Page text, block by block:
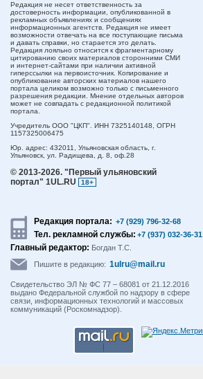
Редакция не несет ответственность за
достоверность информации, опубликованной в
рекламных объявлениях и сообщениях
информационных агентств. Редакция не имеет
возможности отвечать на все поступающие письма
и давать справки, но старается это делать.
Редакция лояльно относится к фрагментарному
цитированию своих материалов сторонними СМИ
и интернет-сайтами при наличии активной
гиперссылки на первоисточник. Копирование и
опубликование авторских материалов нашего
портала целиком возможно только с письменного
разрешения редакции. Мнение отдельных авторов
может не совпадать с редакционной политикой
портала.
Учредитель ООО "ЦКП". ИНН 7325140148, ОГРН
1157325006475
Юр. адрес: 432011, Ульяновская область, г.
Ульяновск, ул. Радищева, д. 8, оф.28
© 2013-2026. "Первый ульяновский
портал" 1UL.RU
18+
Редакция портала: +7 (929) 796-32-68
Тел. рекламной службы: +7 (937) 032-36-31
Главный редактор: Богдан Т.С.
Пишите в редакцию: 1ulru@mail.ru
Свидетельство ЭЛ № ФС 77 – 68081 от 21.12.2016
выдано Федеральной службой по надзору в сфере
связи, информационных технологий и массовых
коммуникаций (Роскомнадзор).